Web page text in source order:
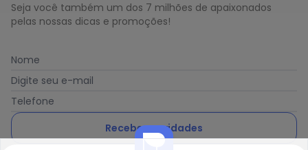
Seja você também um dos 7 milhões de apaixonados
pelas nossas dicas e promoções!
Nome
Digite seu e-mail
Telefone
Receber novidades